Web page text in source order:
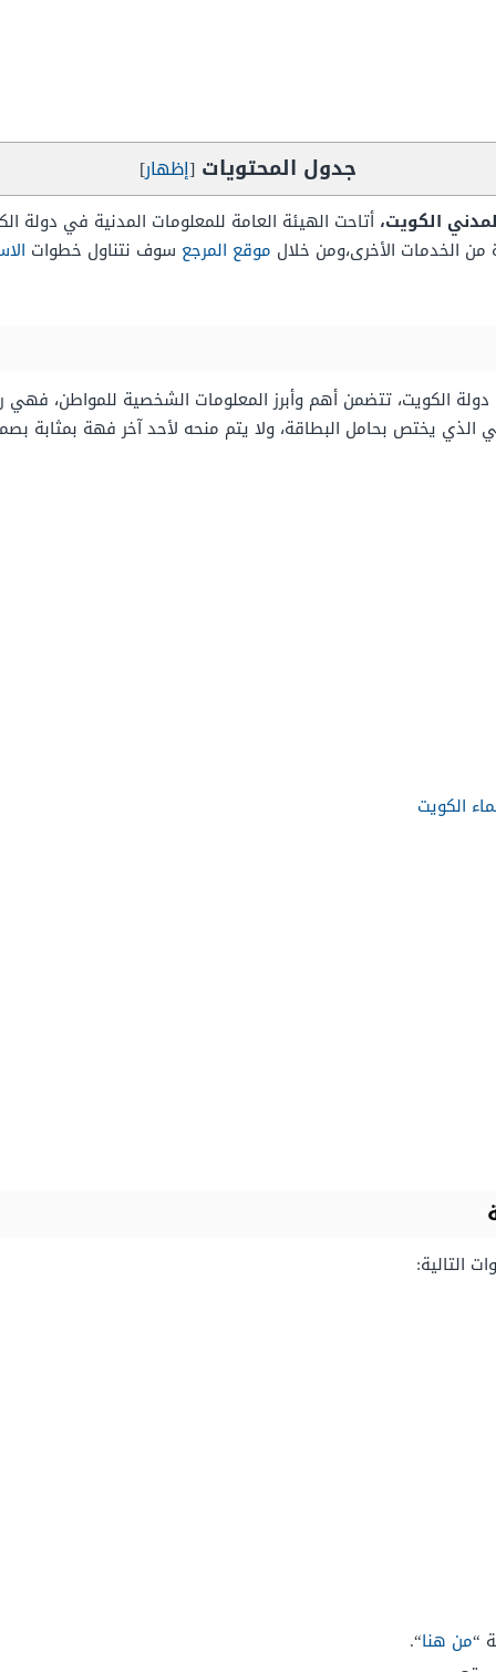
جدول المحتويات [إظهار]
الكويت، أتاحت الهيئة العامة للمعلومات المدنية في دولة
الخدمات الأخرى،ومن خلال موقع المرجع سوف نتناول خطوات
الكويت، تتضمن أهم وأبرز المعلومات الشخصية للمواطن، فهي
الذي يختص بحامل البطاقة، ولا يتم منحه لأحد آخر فهة بمثابة
الكويت
التالية:
“من هنا“.